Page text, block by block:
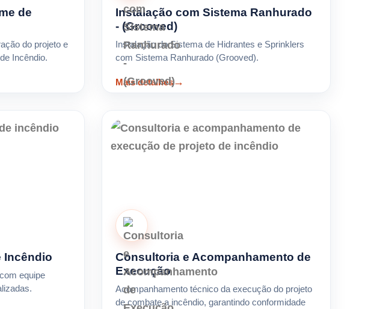
de
do projeto e
Incêndio.
Instalação com Sistema Ranhurado
- (Grooved)
Instalação do Sistema de Hidrantes e Sprinklers
com Sistema Ranhurado (Grooved).
Mais detalhes
Incêndio
equipe
Consultoria e Acompanhamento de
Execução
Acompanhamento técnico da execução do projeto
de combate a incêndio, garantindo conformidade